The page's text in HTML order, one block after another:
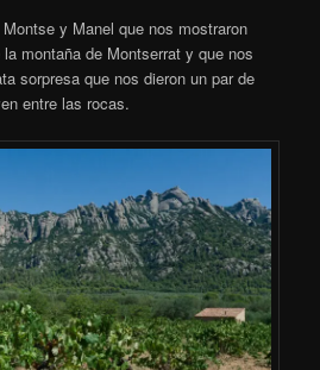
y Manel que nos mostraron
montaña de Montserrat y que nos
sorpresa que nos dieron un par de
entre las rocas.